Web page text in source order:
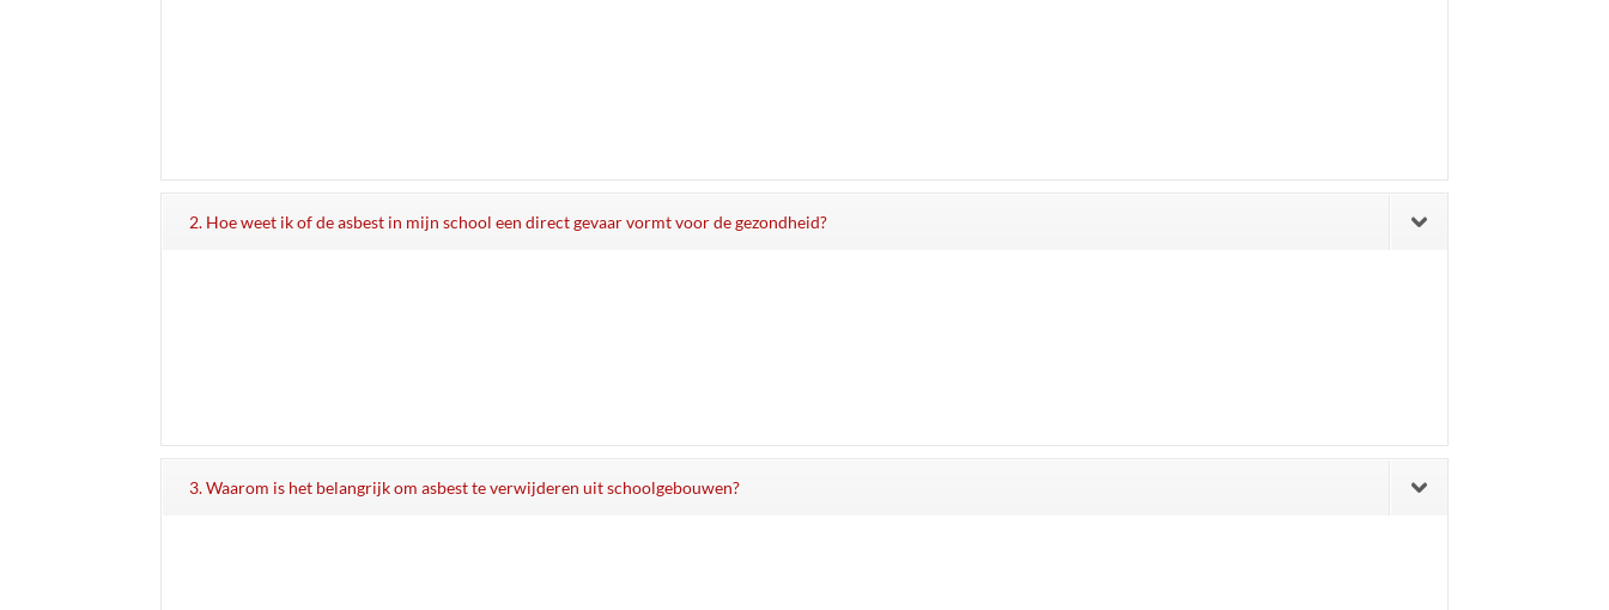
2. Hoe weet ik of de asbest in mijn school een direct gevaar vormt voor de gezondheid?
3. Waarom is het belangrijk om asbest te verwijderen uit schoolgebouwen?